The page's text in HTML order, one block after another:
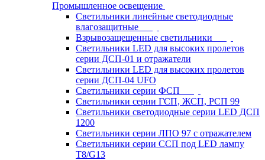
Промышленное освещение
Светильники линейные светодиодные
влагозащитные
Взрывозащещенные светильники
Светильники LED для высоких пролетов
серии ДСП-01 и отражатели
Светильники LED для высоких пролетов
серии ДСП-04 UFO
Светильники серии ФСП
Светильники серии ГСП, ЖСП, РСП 99
Светильники светодиодные серии LED ДСП
1200
Светильники серии ЛПО 97 с отражателем
Светильники серии ССП под LED лампу
T8/G13